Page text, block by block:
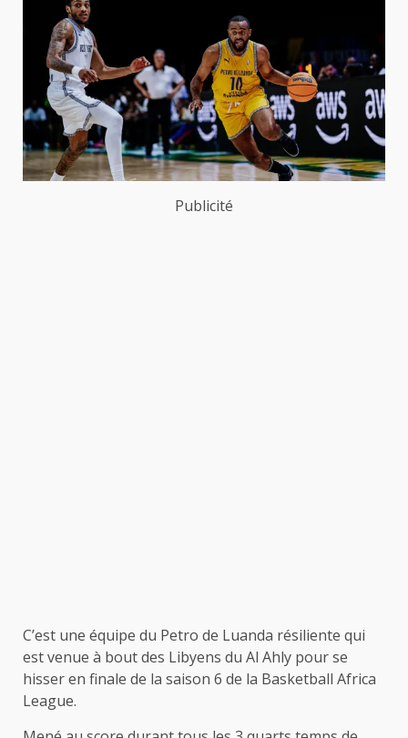
Publicité
C’est une équipe du Petro de Luanda résiliente qui
est venue à bout des Libyens du Al Ahly pour se
hisser en finale de la saison 6 de la Basketball Africa
League.